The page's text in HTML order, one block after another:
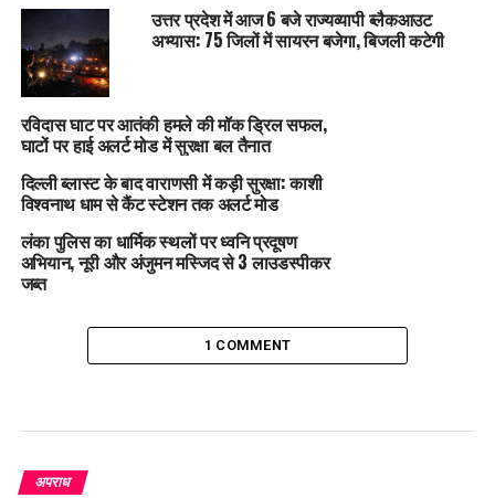
उत्तर प्रदेश में आज 6 बजे राज्यव्यापी ब्लैकआउट
अभ्यास: 75 जिलों में सायरन बजेगा, बिजली कटेगी
रविदास घाट पर आतंकी हमले की मॉक ड्रिल सफल,
घाटों पर हाई अलर्ट मोड में सुरक्षा बल तैनात
दिल्ली ब्लास्ट के बाद वाराणसी में कड़ी सुरक्षा: काशी
विश्वनाथ धाम से कैंट स्टेशन तक अलर्ट मोड
लंका पुलिस का धार्मिक स्थलों पर ध्वनि प्रदूषण
अभियान, नूरी और अंजुमन मस्जिद से 3 लाउडस्पीकर
जब्त
1 COMMENT
अपराध